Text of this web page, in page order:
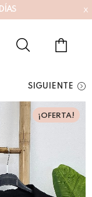
DÍ AS x
SIGUIENTE
¡OFERTA!